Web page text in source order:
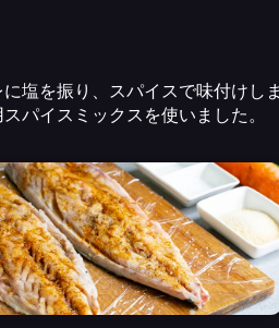
塩を振り、スパイスで味付けし
パイスミックスを使いました。